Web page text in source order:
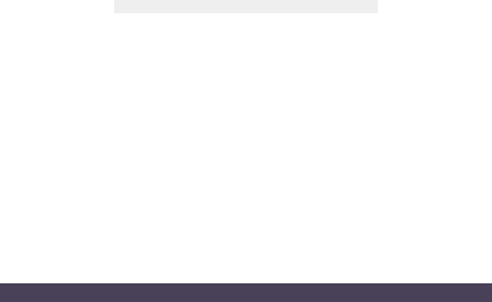
Молотова» в дом с ребенком